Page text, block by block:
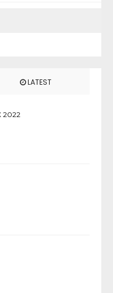
LATEST
2022